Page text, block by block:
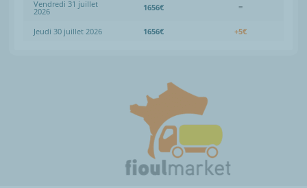
Vendredi 31 juillet
2026 1656€ =
Jeudi 30 juillet 2026 1656€ +5€